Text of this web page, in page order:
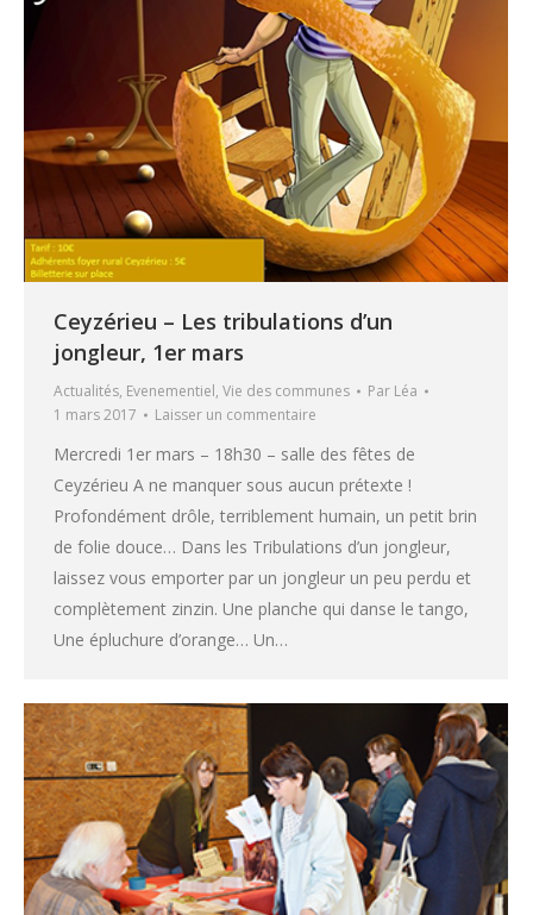
Ceyzérieu – Les tribulations d’un
jongleur, 1er mars
Actualités, Evenementiel, Vie des communes Par Léa
1 mars 2017
Laisser un commentaire
Mercredi 1er mars – 18h30 – salle des fêtes de
Ceyzérieu A ne manquer sous aucun prétexte !
Profondément drôle, terriblement humain, un petit brin
de folie douce… Dans les Tribulations d’un jongleur,
laissez vous emporter par un jongleur un peu perdu et
complètement zinzin. Une planche qui danse le tango,
Une épluchure d’orange… Un…